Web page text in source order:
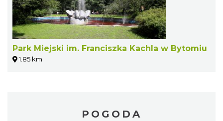
Park Miejski im. Franciszka Kachla w Bytomiu
1.85 km
POGODA